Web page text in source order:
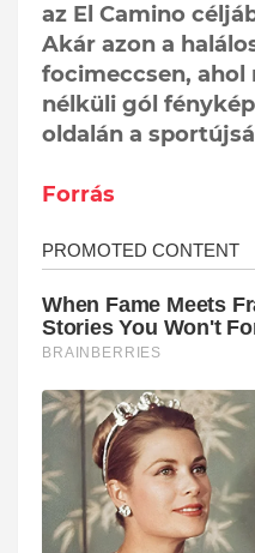
az El Camino
Akár azon a
focimeccsen, ahol
nélküli gól
oldalán a
Forrás